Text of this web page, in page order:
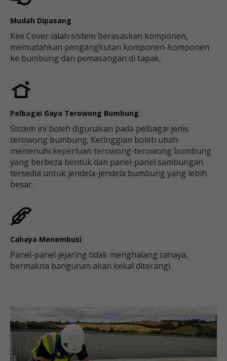
Mudah Dipasang
Kee Cover ialah sistem berasaskan komponen,
memudahkan pengangkutan komponen-komponen
ke bumbung dan pemasangan di tapak.
Pelbagai Gaya Terowong Bumbung
Sistem ini boleh digunakan pada pelbagai jenis
terowong bumbung. Ketinggian boleh ubah
memenuhi keperluan terowong-terowong bumbung
yang berbeza bentuk dan panel-panel sambungan
tersedia untuk jendela-jendela bumbung yang lebih
besar.
Cahaya Menembusi
Panel-panel jejaring tidak menghalang cahaya,
bermakna bangunan akan kekal diterangi.